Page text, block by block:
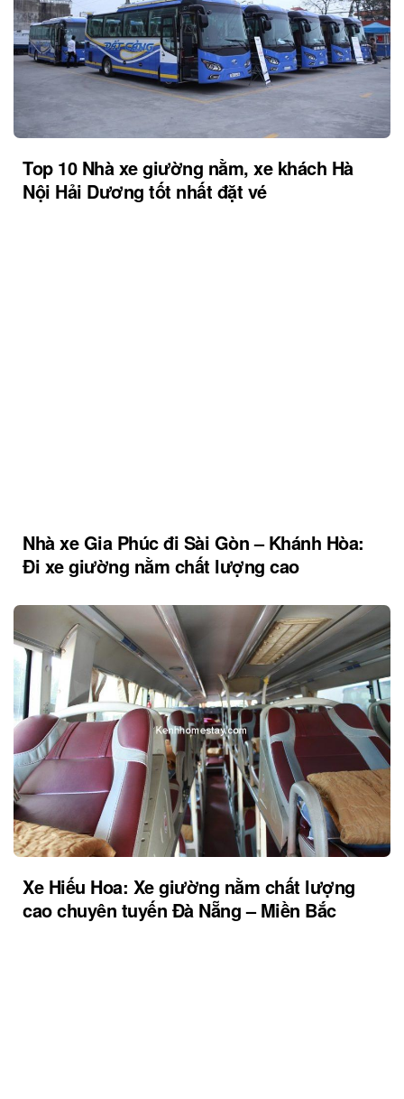
Top 10 Nhà xe giường nằm, xe khách Hà
Nội Hải Dương tốt nhất đặt vé
Nhà xe Gia Phúc đi Sài Gòn – Khánh Hòa:
Đi xe giường nằm chất lượng cao
Xe Hiếu Hoa: Xe giường nằm chất lượng
cao chuyên tuyến Đà Nẵng – Miền Bắc